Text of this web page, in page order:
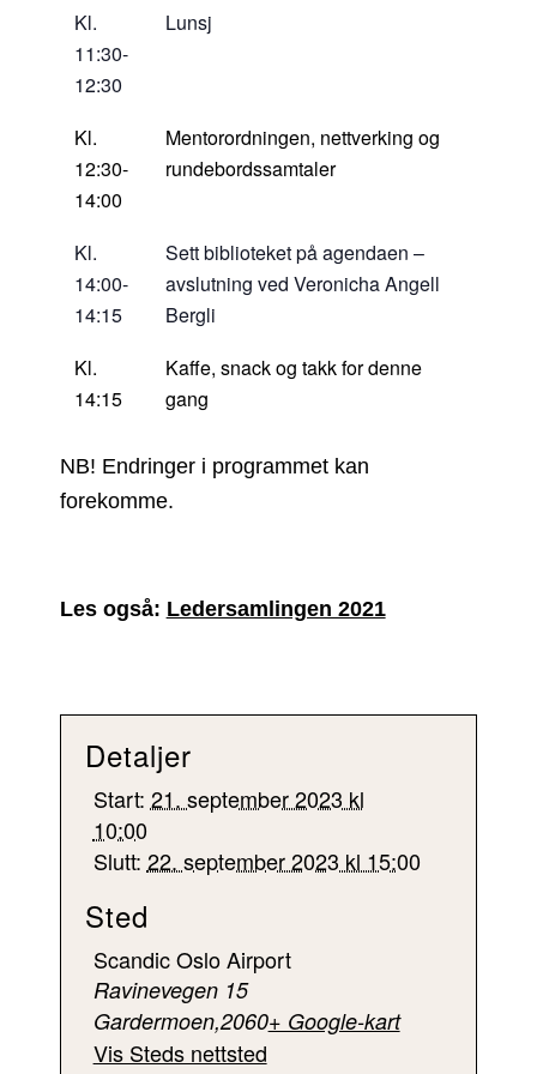
Kl.
11:30-
12:30
Lunsj
Kl.
12:30-
14:00
Mentorordningen, nettverking og
rundebordssamtaler
Kl.
14:00-
14:15
Sett biblioteket på agendaen –
avslutning ved Veronicha Angell
Bergli
Kl.
14:15
Kaffe, snack og takk for denne
gang
NB! Endringer i programmet kan
forekomme.
Les også: Ledersamlingen 2021
Detaljer
Start: 21. september 2023 kl
10:00
Slutt: 22. september 2023 kl 15:00
Sted
Scandic Oslo Airport
Ravinevegen 15
Gardermoen,2060+ Google-kart
Vis Steds nettsted